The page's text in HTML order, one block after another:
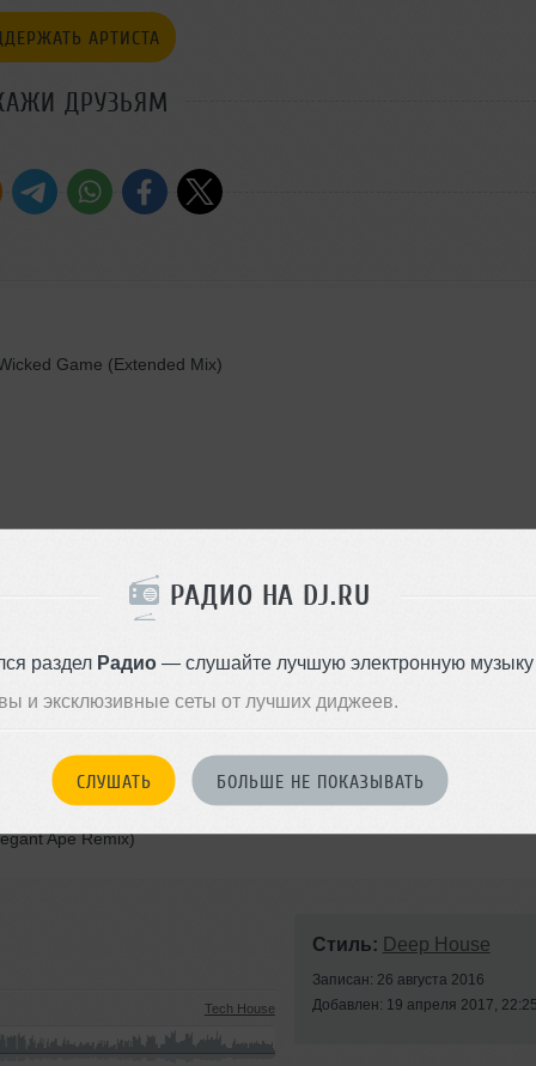
РАДИО НА DJ.RU
раздел Радио— слушайте лучшую электронную музыку
и эксклюзивные сеты от лучших диджеев.
СЛУШАТЬ БОЛЬШЕ НЕ ПОКАЗЫВАТЬ
АРТИСТА
ДРУЗЬЯМ
Game (Extended Mix)
I Will Follow [Twenty Feet Down Remix]
(Original mix)
Liya Fran remix)
Remix)
Ape Remix)
Tech House
Стиль: Deep House
Записан: 26 августа 2016
Добавлен: 19 апреля 2017, 22:25